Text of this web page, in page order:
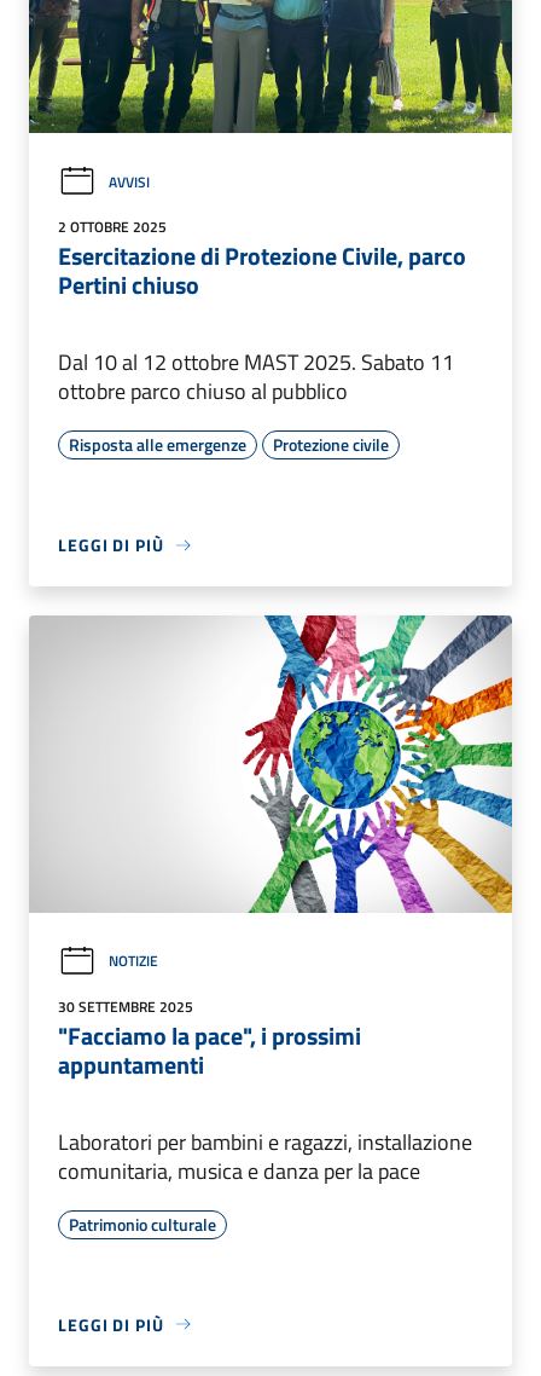
AVVISI
2 OTTOBRE 2025
Esercitazione di Protezione Civile, parco
Pertini chiuso
Dal 10 al 12 ottobre MAST 2025. Sabato 11
ottobre parco chiuso al pubblico
Risposta alle emergenze Protezione civile
LEGGI DI PIÙ
NOTIZIE
30 SETTEMBRE 2025
"Facciamo la pace", i prossimi
appuntamenti
Laboratori per bambini e ragazzi, installazione
comunitaria, musica e danza per la pace
Patrimonio culturale
LEGGI DI PIÙ